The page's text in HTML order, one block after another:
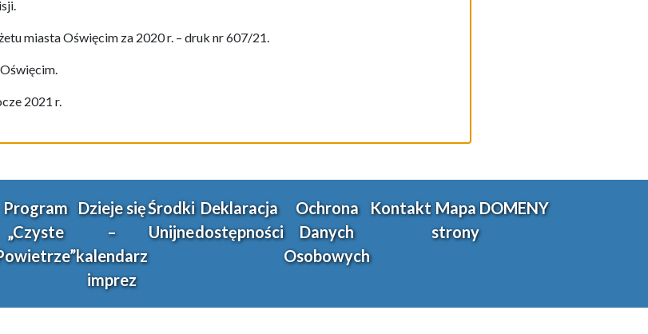
miasta Oświęcim za 2020 r. – druk nr 607/21.
2021 r.
Program
„Czyste
Dzieje się
–
kalendarz
imprez
Środki
Unijne
Deklaracja
dostępności
Ochrona
Danych
Osobowych
Kontakt Mapa
strony
DOMENY